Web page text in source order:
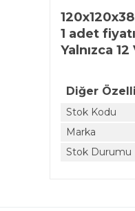
1 adet
Yalnızca
Diğer
Stok Kodu
Marka
Stok Durumu